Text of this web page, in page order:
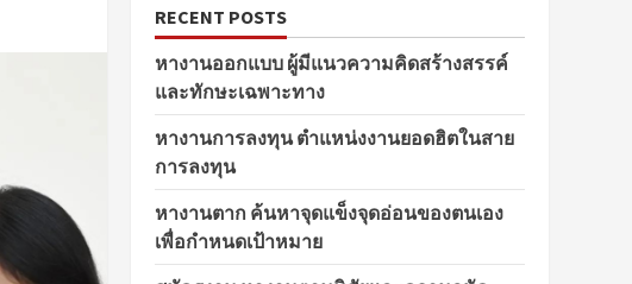
RECENT POSTS
หางานออกแบบ ผู้มีแนวความคิดสร้างสรรค์
และทักษะเฉพาะทาง
หางานการลงทุน ตำแหน่งงานยอดฮิตในสาย
การลงทุน
หางานตาก ค้นหาจุดแข็งจุดอ่อนของตนเอง
เพื่อกำหนดเป้าหมาย